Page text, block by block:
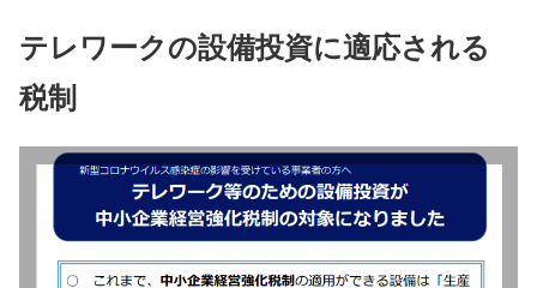
テレワークの設備投資に適応される
税制